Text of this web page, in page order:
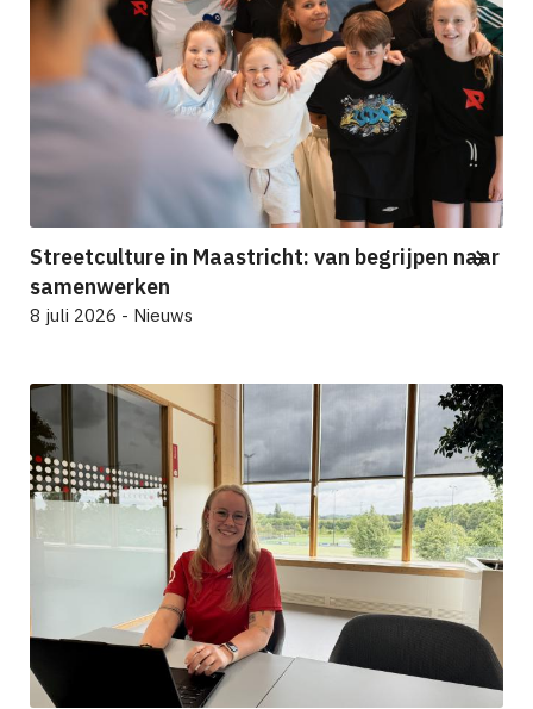
Streetculture in Maastricht: van begrijpen naar
samenwerken
8 juli 2026 - Nieuws